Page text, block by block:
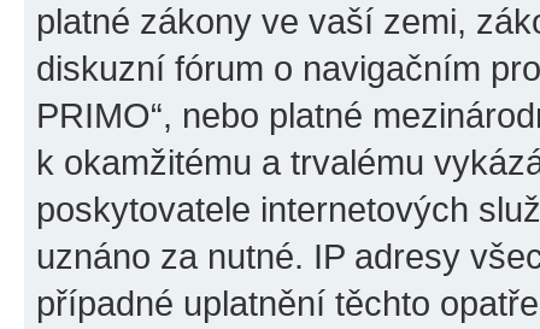
platné zákony ve vaší zemi,
diskuzní fórum o navigačním
PRIMO“, nebo platné
k okamžitému a trvalému
poskytovatele internetových
uznáno za nutné. IP adresy
případné uplatnění těchto